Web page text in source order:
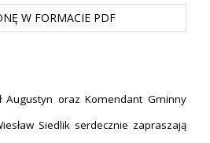
W FORMACIE PDF
Augustyn oraz Komendant Gminny
Siedlik serdecznie zapraszają